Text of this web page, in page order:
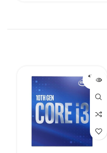
فروخته
شده